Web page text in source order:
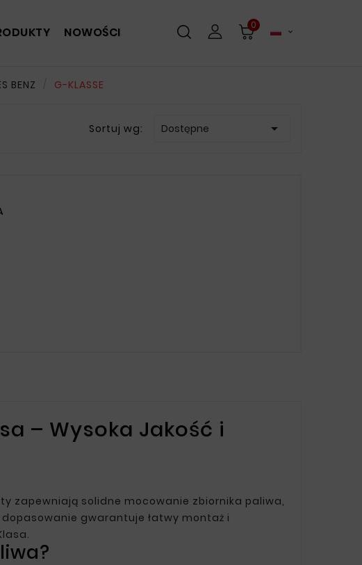
NOWOŚCI 0

BENZ G-KLASSE
Sortuj wg: Dostępne 
– Wysoka Jakość i
zapewniają solidne mocowanie zbiornika paliwa,
gwarantuje łatwy montaż i